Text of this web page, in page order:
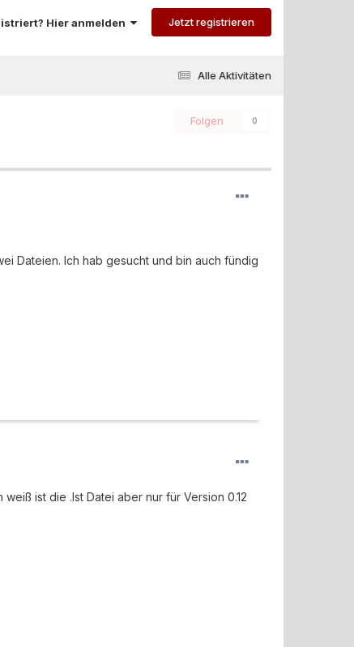
Hier anmelden Jetzt registrieren
Alle Aktivitäten
Folgen 0
Dateien. Ich hab gesucht und bin auch fündig
ist die .lst Datei aber nur für Version 0.12